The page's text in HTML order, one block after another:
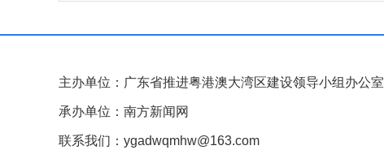
主办单位：广东省推进粤港澳大湾区建设领导小组办公室
承办单位：南方新闻网
联系我们：ygadwqmhw@163.com